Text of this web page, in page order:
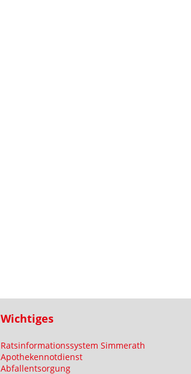
Wichtiges
Ratsinformationssystem Simmerath
Apothekennotdienst
Abfallentsorgung